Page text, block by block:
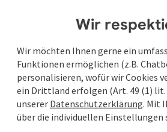
Vorname
Wir
Wir möchten Ihnen gerne ein
Funktionen ermöglichen (z.B.
personalisieren, wofür wir Cookies
ein Drittland erfolgen (Art. 49 (1) lit.
unserer Datenschutzerklärung. Mit
über die individuellen